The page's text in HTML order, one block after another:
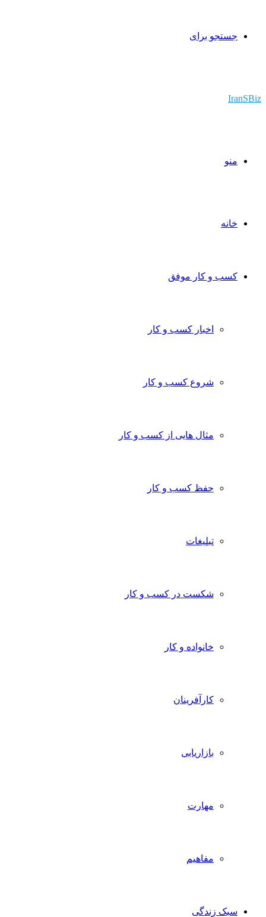
جستجو برای
IranSBiz
منو
خانه
کسب و کار موفق
اخبار کسب و کار
شروع کسب و کار
مثال هایی از کسب و کار
حفظ کسب و کار
تبلیغات
شکست در کسب و کار
خانواده و کار
کارآفرینان
بازاریابی
مهارت
مفاهیم
سبک زندگی